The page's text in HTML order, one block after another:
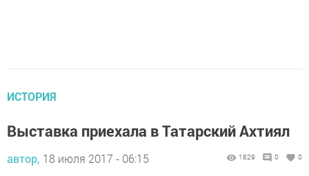
ИСТОРИЯ
Выставка приехала в Татарский Ахтиял
автор, 18 июля 2017 - 06:15 1829 0 0